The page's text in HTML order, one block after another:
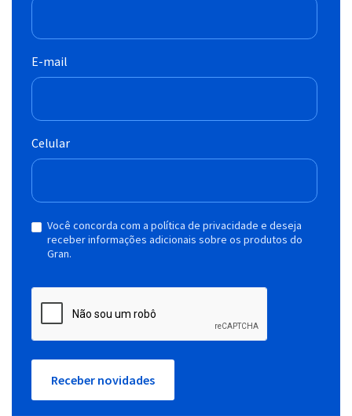
E-mail
Celular
Você concorda com a política de privacidade e deseja
receber informações adicionais sobre os produtos do
Gran.
Receber novidades